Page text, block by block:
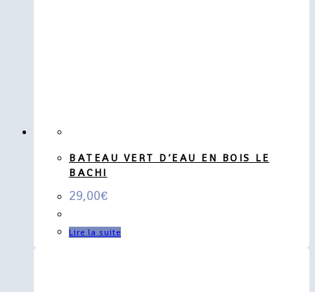
BATEAU VERT D’EAU EN BOIS LE
BACHI
29,00€
Lire la suite